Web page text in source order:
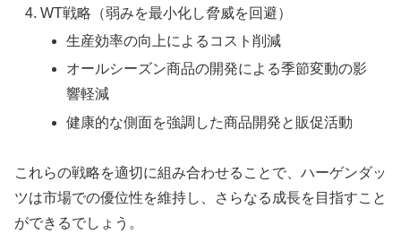
WT戦略（弱みを最小化し脅威を回避）
生産効率の向上によるコスト削減
オールシーズン商品の開発による季節変動の影
響軽減
健康的な側面を強調した商品開発と販促活動
これらの戦略を適切に組み合わせることで、ハーゲンダッ
ツは市場での優位性を維持し、さらなる成長を目指すこと
ができるでしょう。